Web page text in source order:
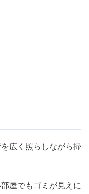
広く照らしながら掃
屋でもゴミが見えに